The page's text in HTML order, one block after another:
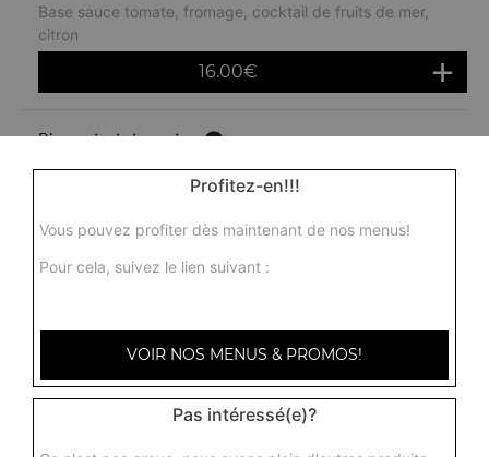
Base sauce tomate, fromage, cocktail de fruits de mer,
citron
16.00€
rimini senior
Base sauce tomate, fromage, poulet, pommes de terre,
16.00€
Base sauce tomate, fromage, jambon, oeuf, oignons
16.00€
Profitez-en!!!
Vous pouvez profiter dès maintenant de nos menus!
Pour cela, suivez le lien suivant :
VOIR NOS MENUS & PROMOS!
Pas intéressé(e)?